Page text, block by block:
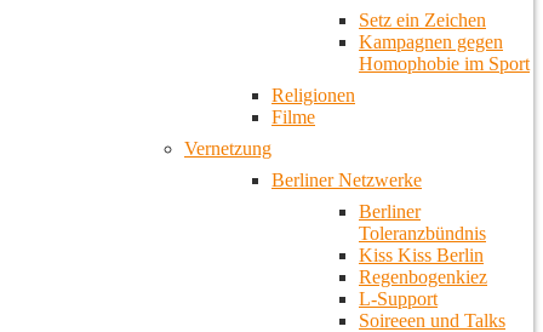
Setz ein Zeichen
Kampagnen gegen
Homophobie im Sport
Religionen
Filme
Vernetzung
Berliner Netzwerke
Berliner
Toleranzbündnis
Kiss Kiss Berlin
Regenbogenkiez
L-Support
Soireeen und Talks